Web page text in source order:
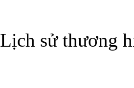
Lịch sử thương